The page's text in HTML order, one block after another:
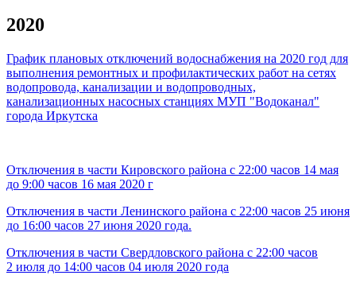
2020
График плановых отключений водоснабжения на 2020 год для
выполнения ремонтных и профилактических работ на сетях
водопровода, канализации и водопроводных,
канализационных насосных станциях МУП "Водоканал"
города Иркутска
Отключения в части Кировского района с 22:00 часов 14 мая
до 9:00 часов 16 мая 2020 г
Отключения в части Ленинского района с 22:00 часов 25 июня
до 16:00 часов 27 июня 2020 года.
Отключения в части Свердловского района с 22:00 часов
2 июля до 14:00 часов 04 июля 2020 года